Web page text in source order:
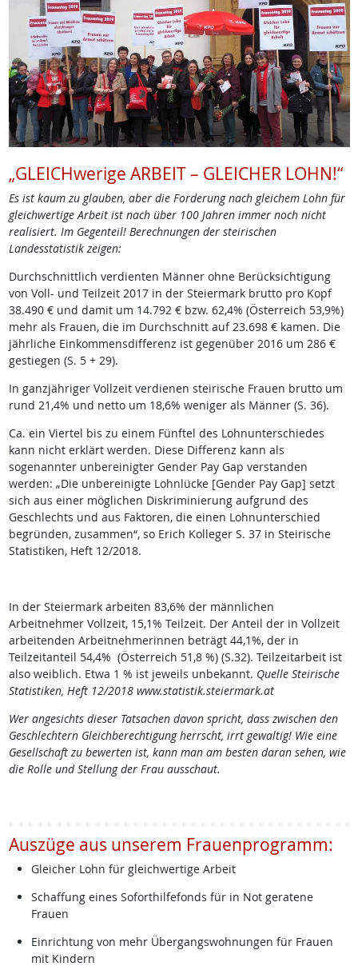
„GLEICHwerige ARBEIT – GLEICHER LOHN!“
Es ist kaum zu glauben, aber die Forderung nach gleichem Lohn für
gleichwertige Arbeit ist nach über 100 Jahren immer noch nicht
realisiert. Im Gegenteil! Berechnungen der steirischen
Landesstatistik zeigen:
Durchschnittlich verdienten Männer ohne Berücksichtigung
von Voll- und Teilzeit 2017 in der Steiermark brutto pro Kopf
38.490 € und damit um 14.792 € bzw. 62,4% (Österreich 53,9%)
mehr als Frauen, die im Durchschnitt auf 23.698 € kamen. Die
jährliche Einkommensdifferenz ist gegenüber 2016 um 286 €
gestiegen (S. 5 + 29).
In ganzjähriger Vollzeit verdienen steirische Frauen brutto um
rund 21,4% und netto um 18,6% weniger als Männer (S. 36).
Ca. ein Viertel bis zu einem Fünftel des Lohnunterschiedes
kann nicht erklärt werden. Diese Differenz kann als
sogenannter unbereinigter Gender Pay Gap verstanden
werden: „Die unbereinigte Lohnlücke [Gender Pay Gap] setzt
sich aus einer möglichen Diskriminierung aufgrund des
Geschlechts und aus Faktoren, die einen Lohnunterschied
begründen, zusammen“, so Erich Kolleger S. 37 in Steirische
Statistiken, Heft 12/2018.
In der Steiermark arbeiten 83,6% der männlichen
Arbeitnehmer Vollzeit, 15,1% Teilzeit. Der Anteil der in Vollzeit
arbeitenden Arbeitnehmerinnen beträgt 44,1%, der in
Teilzeitanteil 54,4% (Österreich 51,8 %) (S.32). Teilzeitarbeit ist
also weiblich. Etwa 1 % ist jeweils unbekannt. Quelle Steirische
Statistiken, Heft 12/2018 www.statistik.steiermark.at
Wer angesichts dieser Tatsachen davon spricht, dass zwischen den
Geschlechtern Gleichberechtigung herrscht, irrt gewaltig! Wie eine
Gesellschaft zu bewerten ist, kann man am besten daran sehen, wie
die Rolle und Stellung der Frau ausschaut.
Auszüge aus unserem Frauenprogramm:
Gleicher Lohn für gleichwertige Arbeit
Schaffung eines Soforthilfefonds für in Not geratene
Frauen
Einrichtung von mehr Übergangswohnungen für Frauen
mit Kindern